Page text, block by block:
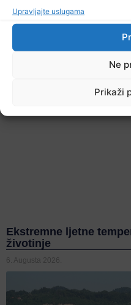
Upravljajte uslugama
Ne
Prikaži
Ekstremne ljetne
životinje
6. Augusta 2026.